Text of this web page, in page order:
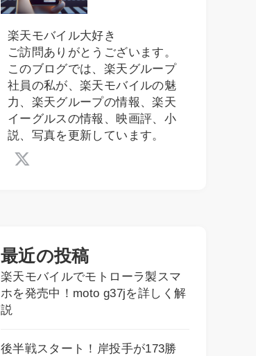
楽天モバイル大好き
ご訪問ありがとうございます。
このブログでは、楽天グループ
社員の私が、楽天モバイルの魅
力、楽天グループの情報、楽天
イーグルスの情報、映画評、小
説、写真を更新しています。
最近の投稿
楽天モバイルでモトローラ製スマ
ホを発売中！moto g37jを詳しく解
説
後半戦スタート！岸投手が173勝